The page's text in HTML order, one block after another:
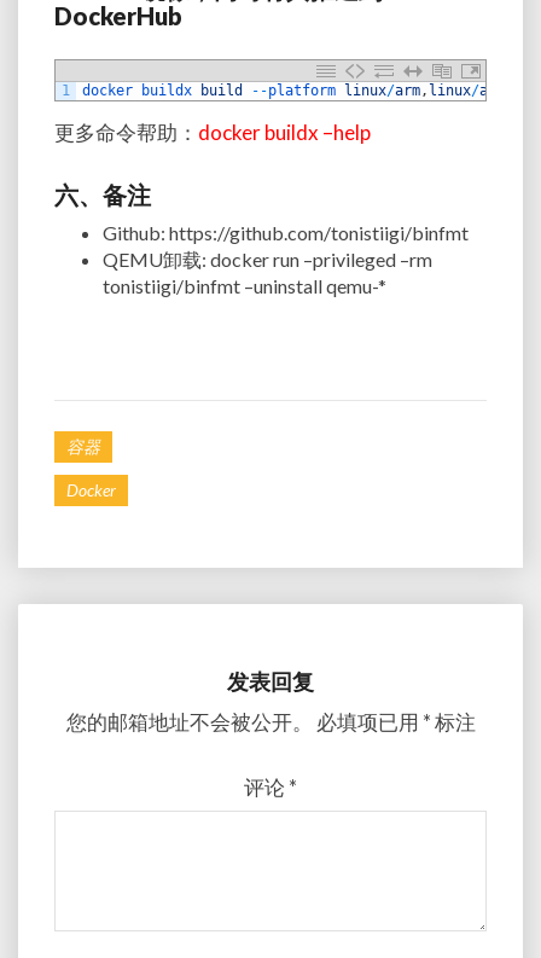
DockerHub
1 docker buildx build --platform linux/arm, linux/amd64
更多命令帮助： docker buildx –help
六、备注
Github: https://github.com/tonistiigi/binfmt
QEMU卸载: docker run –privileged –rm
tonistiigi/binfmt –uninstall qemu-*
容器
Docker
发表回复
您的邮箱地址不会被公开。 必填项已用 *标注
评论 *